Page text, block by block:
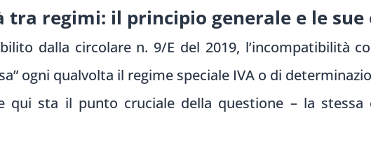
regimi: il principio generale e le sue
dalla circolare n. 9/E del 2019, l’incompatibilità
ogni qualvolta il regime speciale IVA o di
qui sta il punto cruciale della questione – la stessa